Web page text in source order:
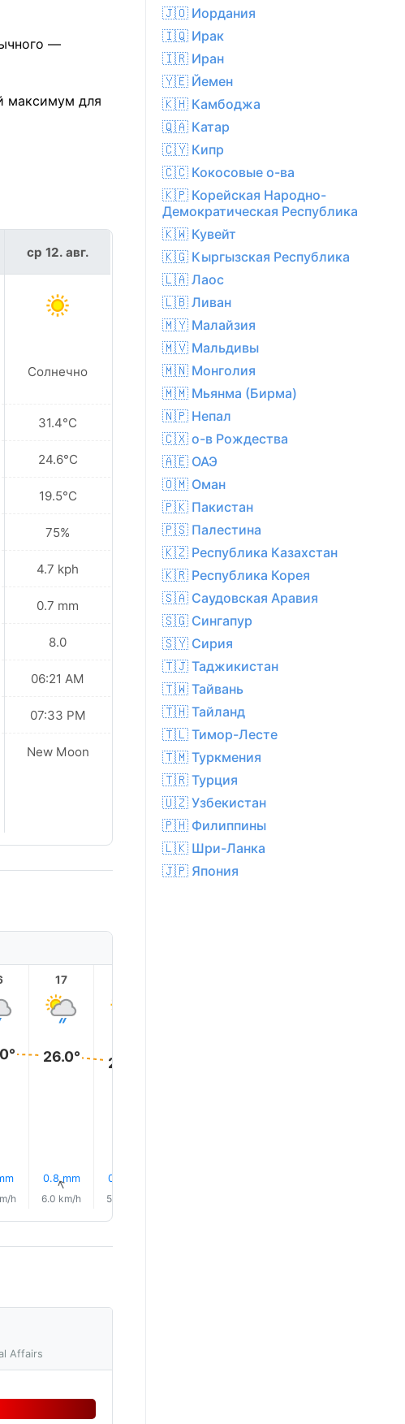
—
максимум для
ср 12. авг.
Солнечно
31.4°C
24.6°C
19.5°C
75%
4.7 kph
0.7 mm
8.0
06:21 AM
07:33 PM
New Moon
h
17
26.0°
0.8 mm
↑
6.0 km/h
26.0°
0.5 mm
5.0 km/h
Affairs
🇯🇴 Иордания
🇮🇶 Ирак
🇮🇷 Иран
🇾🇪 Йемен
🇰🇭 Камбоджа
🇶🇦 Катар
🇨🇾 Кипр
🇨🇨 Кокосовые о-ва
🇰🇵 Корейская Народно-
Демократическая Республика
🇰🇼 Кувейт
🇰🇬 Кыргызская Республика
🇱🇦 Лаос
🇱🇧 Ливан
🇲🇾 Малайзия
🇲🇻 Мальдивы
🇲🇳 Монголия
🇲🇲 Мьянма (Бирма)
🇳🇵 Непал
🇨🇽 о-в Рождества
🇦🇪 ОАЭ
🇴🇲 Оман
🇵🇰 Пакистан
🇵🇸 Палестина
🇰🇿 Республика Казахстан
🇰🇷 Республика Корея
🇸🇦 Саудовская Аравия
🇸🇬 Сингапур
🇸🇾 Сирия
🇹🇯 Таджикистан
🇹🇼 Тайвань
🇹🇭 Тайланд
🇹🇱 Тимор-Лесте
🇹🇲 Туркмения
🇹🇷 Турция
🇺🇿 Узбекистан
🇵🇭 Филиппины
🇱🇰 Шри-Ланка
🇯🇵 Япония